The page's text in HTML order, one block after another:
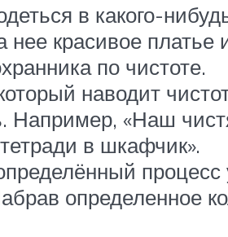
в какого-
красивое платье
по чистоте.
наводит
Например, «Наш
в шкафчик».
процесс
определенное